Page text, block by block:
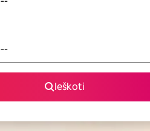
Ieškoti